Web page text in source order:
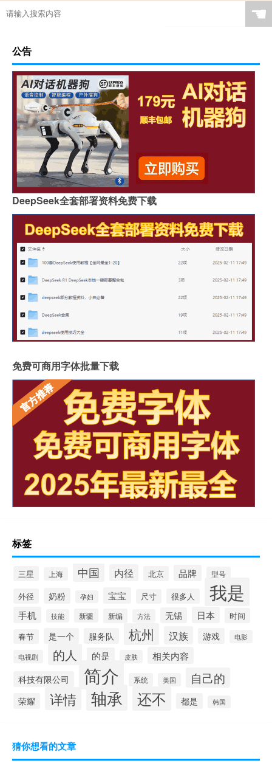
☚
公告
DeepSeek全套部署资料免费下载
免费可商用字体批量下载
标签
三星 上海 中国 内径 北京 品牌 型号
外径 奶粉 孕妇 宝宝 尺寸 很多人 我是
手机 技能 新疆 新编 方法 无锡 日本 时间
春节 是一个 服务队 杭州 汉族 游戏 电影
电视剧 的人 的是 皮肤 相关内容
科技有限公司 简介 系统 美国 自己的
荣耀 详情 轴承 还不 都是 韩国
猜你想看的文章